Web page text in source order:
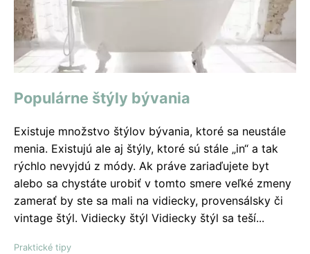
Populárne štýly bývania
Existuje množstvo štýlov bývania, ktoré sa neustále
menia. Existujú ale aj štýly, ktoré sú stále „in“ a tak
rýchlo nevyjdú z módy. Ak práve zariaďujete byt
alebo sa chystáte urobiť v tomto smere veľké zmeny
zamerať by ste sa mali na vidiecky, provensálsky či
vintage štýl. Vidiecky štýl Vidiecky štýl sa teší...
Praktické tipy